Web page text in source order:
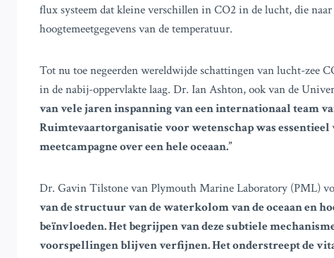
flux systeem dat kleine verschillen in CO2 in de lucht, die
hoogtemeetgegevens van de temperatuur.
Tot nu toe negeerden wereldwijde schattingen van lucht-zee
in de nabij-oppervlakte laag. Dr. Ian Ashton, ook van de
van vele jaren inspanning van een internationaal team
Ruimtevaartorganisatie voor wetenschap was essentieel
meetcampagne over een hele oceaan.”
Dr. Gavin Tilstone van Plymouth Marine Laboratory (PML)
van de structuur van de waterkolom van de oceaan en
beïnvloeden. Het begrijpen van deze subtiele
voorspellingen blijven verfijnen. Het onderstreept de